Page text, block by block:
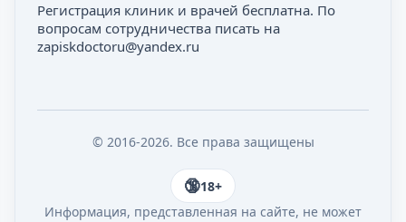
Регистрация клиник и врачей бесплатна. По
вопросам сотрудничества писать на
zapiskdoctoru@yandex.ru
© 2016-2026. Все права защищены
18+
Информация, представленная на сайте, не может